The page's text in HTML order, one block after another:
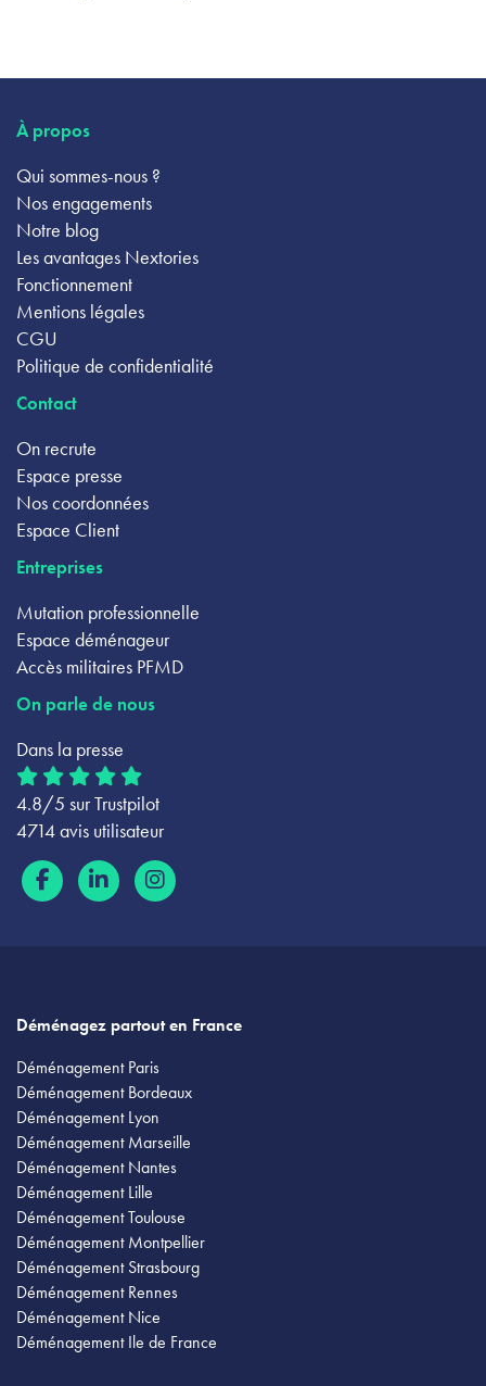
À propos
Qui sommes-nous ?
Nos engagements
Notre blog
Les avantages Nextories
Fonctionnement
Mentions légales
CGU
Politique de confidentialité
Contact
On recrute
Espace presse
Nos coordonnées
Espace Client
Entreprises
Mutation professionnelle
Espace déménageur
Accès militaires PFMD
On parle de nous
Dans la presse
4.8/5 sur Trustpilot
4714 avis utilisateur
Déménagez partout en France
Déménagement Paris
Déménagement Bordeaux
Déménagement Lyon
Déménagement Marseille
Déménagement Nantes
Déménagement Lille
Déménagement Toulouse
Déménagement Montpellier
Déménagement Strasbourg
Déménagement Rennes
Déménagement Nice
Déménagement Ile de France